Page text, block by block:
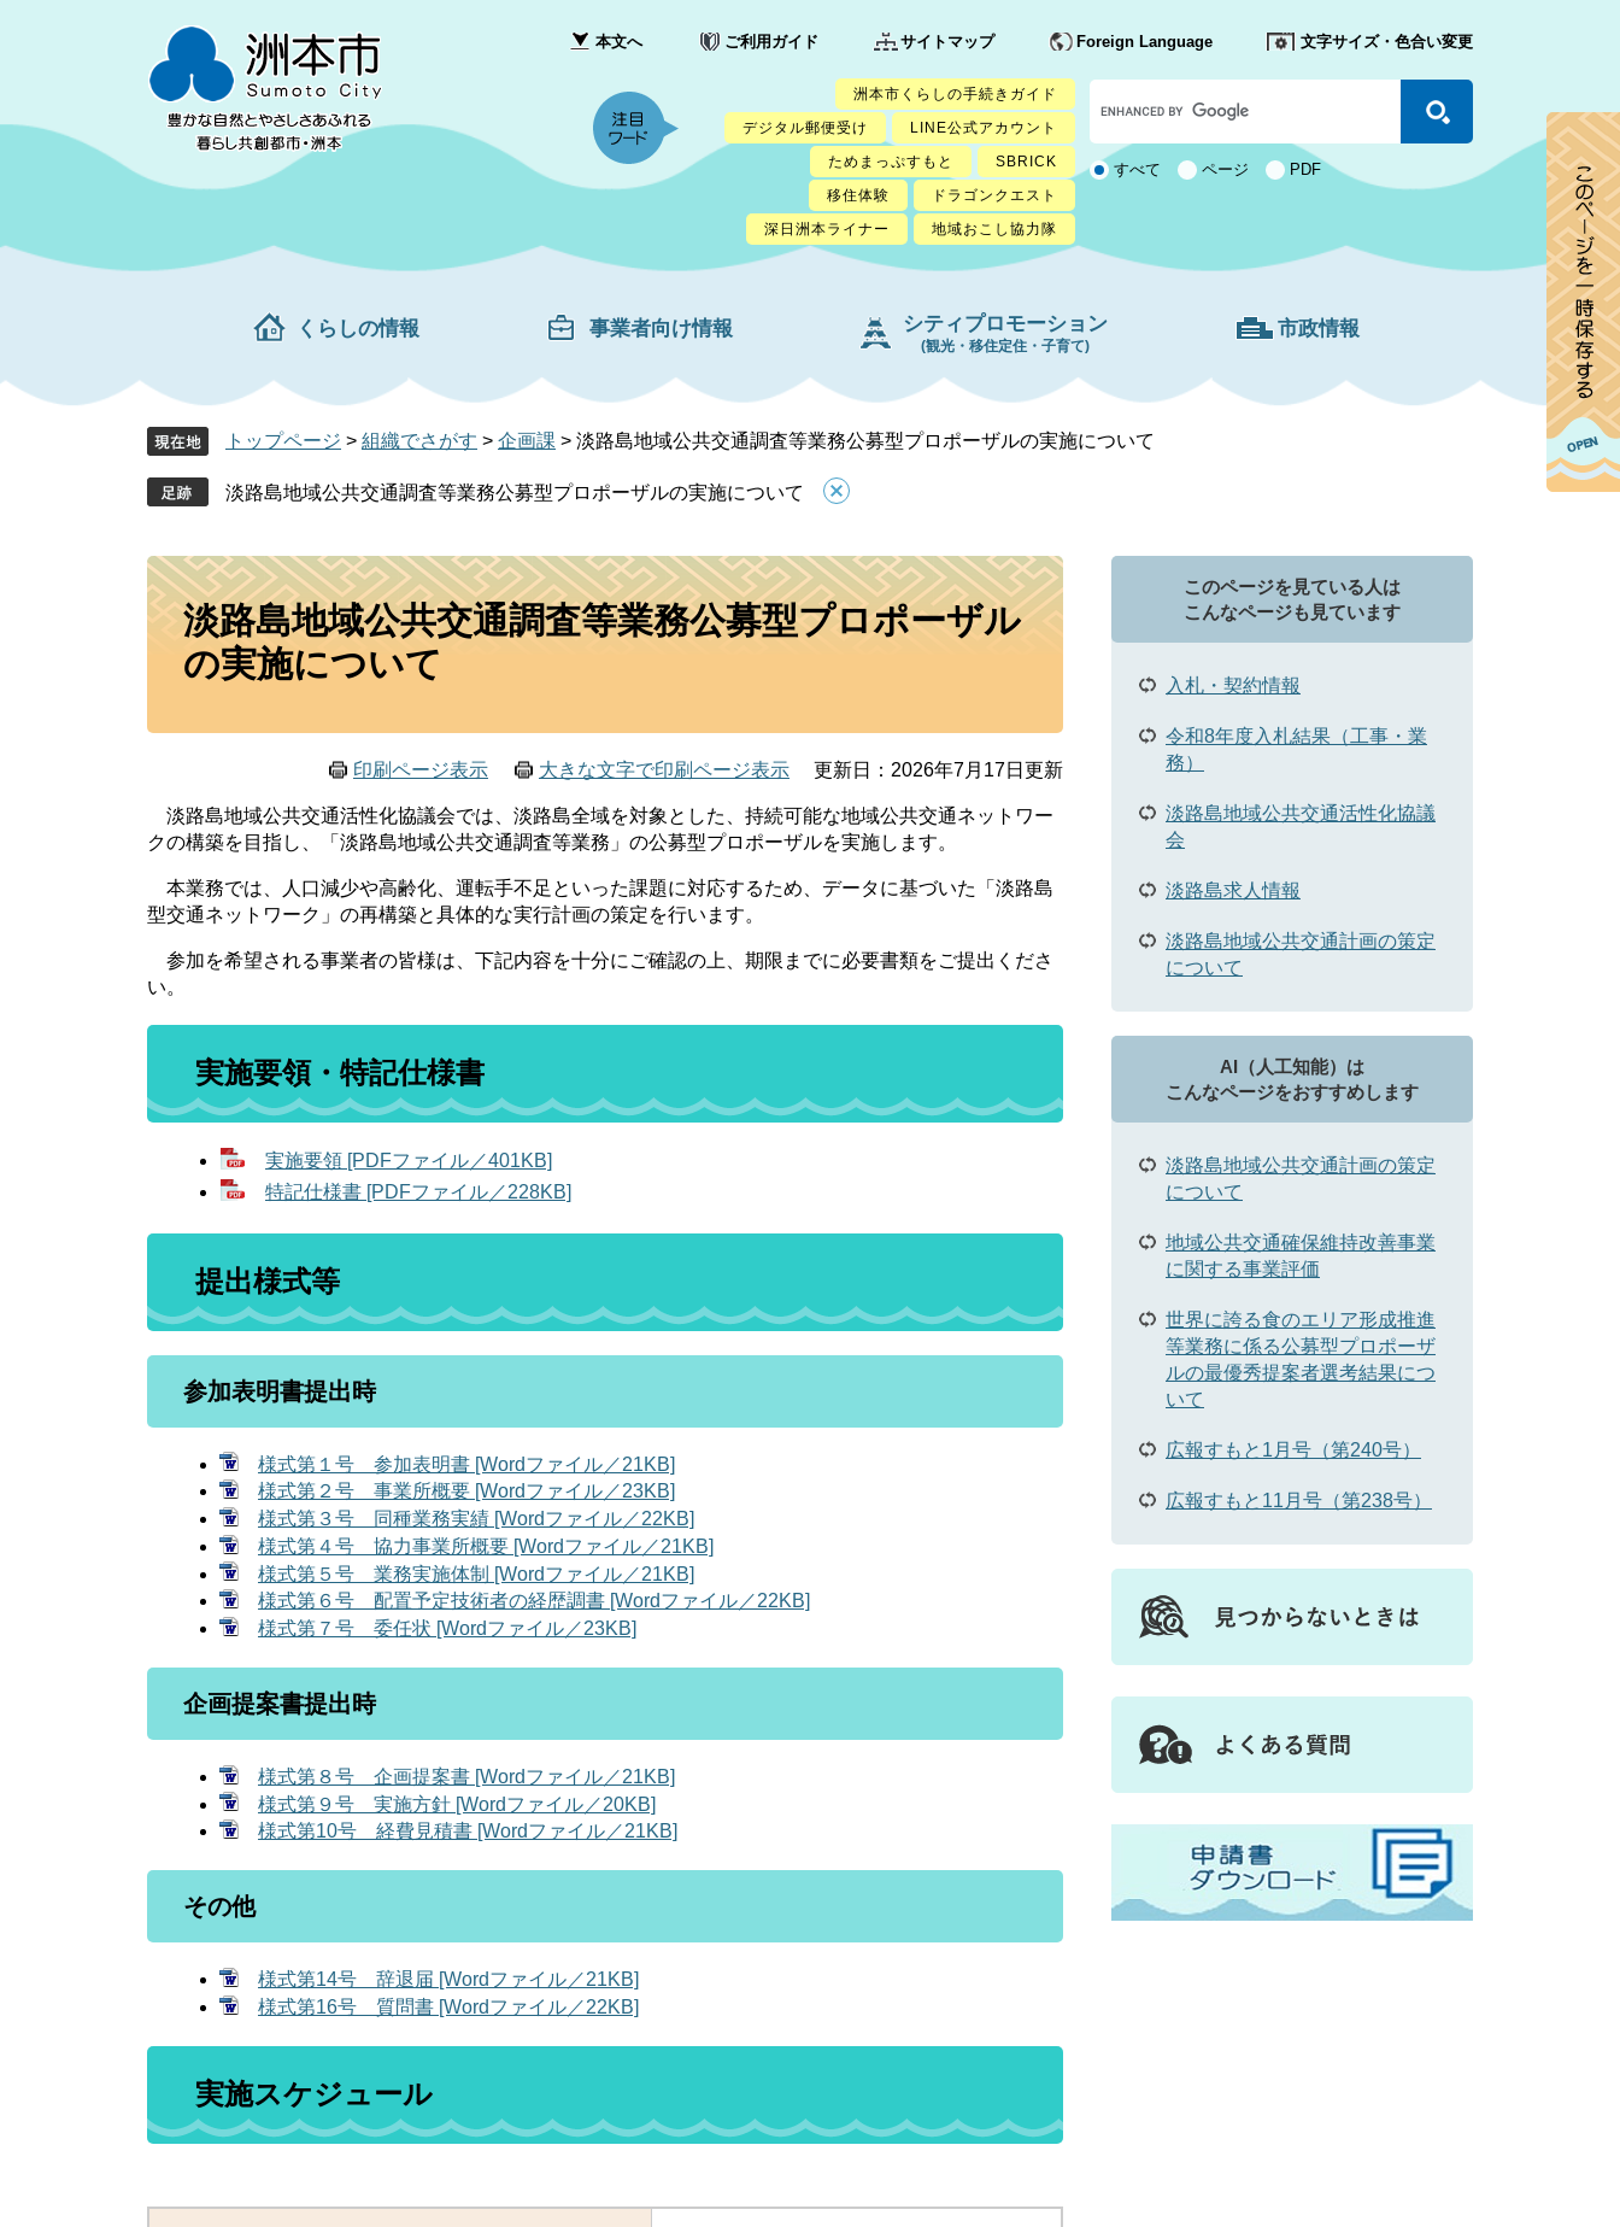
先
を
て
本文へ ご利用ガイド サイトマップ Foreign Language 文字サイズ・色合い変更
洲本市くらしの手続きガイド
デジタル郵便受け
LINE公式アカウント
ためまっぷすもと
SBRICK
移住体験
ドラゴンクエスト
深日洲本ライナー
地域おこし協力隊
カ
ス
タ
ム
検 すべて ページ PDF
くらしの情報 事業者向け情報 シティプロモーション
(観光・移住定住・子育て)
市政情報
トップページ > 組織でさがす > 企画課 > 淡路島地域公共交通調査等業務公募型プロポーザルの実施について
淡路島地域公共交通調査等業務公募型プロポーザルの実施について
本
淡路島地域公共交通調査等業務公募型プロポーザル
の実施について
印刷ページ表示 大きな文字で印刷ページ表示 更新日：2026年7月17日更新
淡路島地域公共交通活性化協議会では、淡路島全域を対象とした、持続可能な地域公共交通ネットワー
クの構築を目指し、「淡路島地域公共交通調査等業務」の公募型プロポーザルを実施します。
本業務では、人口減少や高齢化、運転手不足といった課題に対応するため、データに基づいた「淡路島
型交通ネットワーク」の再構築と具体的な実行計画の策定を行います。
参加を希望される事業者の皆様は、下記内容を十分にご確認の上、期限までに必要書類をご提出くださ
い。
実施要領・特記仕様書
実施要領 [PDFファイル／401KB]
特記仕様書 [PDFファイル／228KB]
提出様式等
参加表明書提出時
様式第１号 参加表明書 [Wordファイル／21KB]
様式第２号 事業所概要 [Wordファイル／23KB]
様式第３号 同種業務実績 [Wordファイル／22KB]
様式第４号 協力事業所概要 [Wordファイル／21KB]
様式第５号 業務実施体制 [Wordファイル／21KB]
様式第６号 配置予定技術者の経歴調書 [Wordファイル／22KB]
様式第７号 委任状 [Wordファイル／23KB]
企画提案書提出時
様式第８号 企画提案書 [Wordファイル／21KB]
様式第９号 実施方針 [Wordファイル／20KB]
様式第10号 経費見積書 [Wordファイル／21KB]
その他
様式第14号 辞退届 [Wordファイル／21KB]
様式第16号 質問書 [Wordファイル／22KB]
実施スケジュール
このページを見ている人は
こんなページも見ています
入札・契約情報
令和8年度入札結果（工事・業
務）
淡路島地域公共交通活性化協議
会
淡路島求人情報
淡路島地域公共交通計画の策定
について
AI（人工知能）は
こんなページをおすすめします
淡路島地域公共交通計画の策定
について
地域公共交通確保維持改善事業
に関する事業評価
世界に誇る食のエリア形成推進
等業務に係る公募型プロポーザ
ルの最優秀提案者選考結果につ
いて
広報すもと1月号（第240号）
広報すもと11月号（第238号）